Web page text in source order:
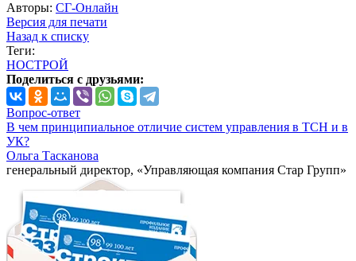
Авторы: СГ-Онлайн
Версия для печати
Назад к списку
Теги:
НОСТРОЙ
Поделиться с друзьями:
Вопрос-ответ
В чем принципиальное отличие систем управления в ТСН и в
УК?
Ольга Тасканова
генеральный директор, «Управляющая компания Стар Групп»